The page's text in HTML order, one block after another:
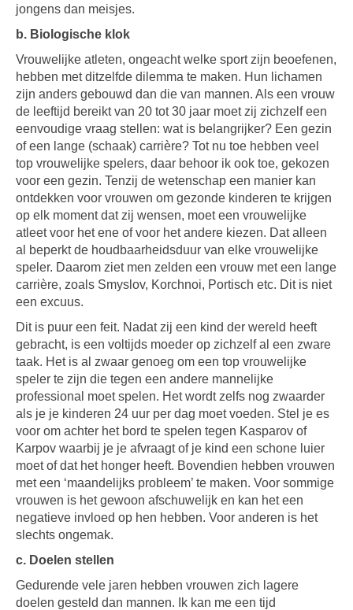
jongens dan meisjes.
b. Biologische klok
Vrouwelijke atleten, ongeacht welke sport zijn beoefenen,
hebben met ditzelfde dilemma te maken. Hun lichamen
zijn anders gebouwd dan die van mannen. Als een vrouw
de leeftijd bereikt van 20 tot 30 jaar moet zij zichzelf een
eenvoudige vraag stellen: wat is belangrijker? Een gezin
of een lange (schaak) carrière? Tot nu toe hebben veel
top vrouwelijke spelers, daar behoor ik ook toe, gekozen
voor een gezin. Tenzij de wetenschap een manier kan
ontdekken voor vrouwen om gezonde kinderen te krijgen
op elk moment dat zij wensen, moet een vrouwelijke
atleet voor het ene of voor het andere kiezen. Dat alleen
al beperkt de houdbaarheidsduur van elke vrouwelijke
speler. Daarom ziet men zelden een vrouw met een lange
carrière, zoals Smyslov, Korchnoi, Portisch etc. Dit is niet
een excuus.
Dit is puur een feit. Nadat zij een kind der wereld heeft
gebracht, is een voltijds moeder op zichzelf al een zware
taak. Het is al zwaar genoeg om een top vrouwelijke
speler te zijn die tegen een andere mannelijke
professional moet spelen. Het wordt zelfs nog zwaarder
als je je kinderen 24 uur per dag moet voeden. Stel je es
voor om achter het bord te spelen tegen Kasparov of
Karpov waarbij je je afvraagt of je kind een schone luier
moet of dat het honger heeft. Bovendien hebben vrouwen
met een ‘maandelijks probleem’ te maken. Voor sommige
vrouwen is het gewoon afschuwelijk en kan het een
negatieve invloed op hen hebben. Voor anderen is het
slechts ongemak.
c. Doelen stellen
Gedurende vele jaren hebben vrouwen zich lagere
doelen gesteld dan mannen. Ik kan me een tijd